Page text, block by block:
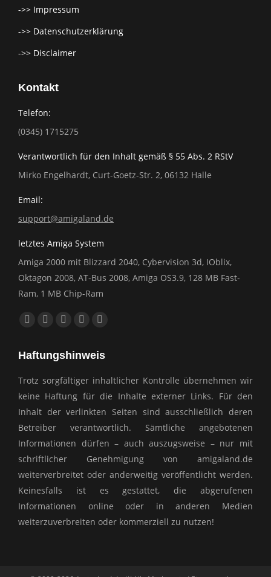
->> Impressum
->> Datenschutzerklärung
->> Disclaimer
Kontakt
Telefon:
(0345) 1715275
Verantwortlich für den Inhalt gemäß § 55 Abs. 2 RStV
Mirko Engelhardt, Curt-Goetz-Str. 2, 06132 Halle
Email:
support@amigaland.de
letztes Amiga System
Amiga 2000 mit Blizzard 2040, Cybervision 3d, IOblix,
Oktagon 2008, AT-Bus 2008, Amiga OS3.9, 128 MB Fast-
Ram, 1 MB Chip-Ram
Finden Sie uns auf:
Facebook
opens
YouTube
opens
new
window
E-
page
new
Website
opens
Whatsapp
opens
Haftungshinweis
Trotz sorgfältiger inhaltlicher Kontrolle übernehmen wir
keine Haftung für die Inhalte externer Links. Für den
Inhalt der verlinkten Seiten sind ausschließlich deren
Betreiber verantwortlich. Sämtliche angebotenen
Informationen dürfen – auch auszugsweise – nur mit
schriftlicher Genehmigung von amigaland.de
weiterverbreitet oder anderweitig veröffentlicht werden.
Keinesfalls ist es gestattet, die abgerufenen
Informationen online oder in anderen Medien
weiterzuverbreiten oder kommerziell zu nutzen!